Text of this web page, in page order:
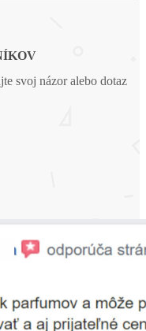
svoj názor alebo dotaz